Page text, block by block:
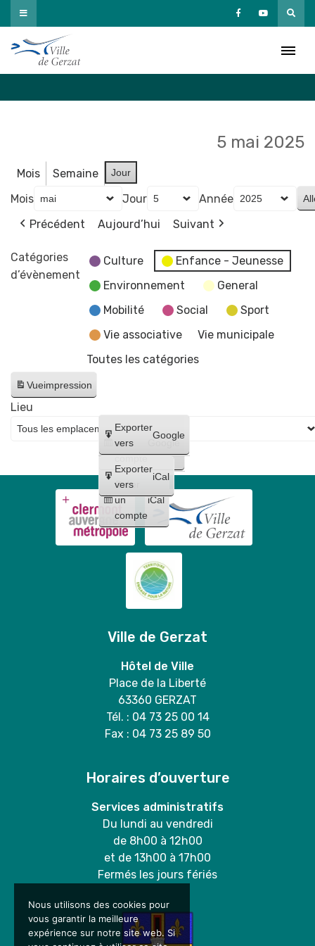
Passer
au
contenu
5 mai 2025
Mois Semaine Jour
Mois Jour
Année
Précédent
Aujourd’hui Suivant
Catégories
d’évènement
Culture
Enfance - Jeunesse
Environnement
General
Mobilité
Social
Sport
Vie associative
Vie municipale
Toutes les catégories
Vueimpression
Créer
un
compte
Google
Créer
un
compte
iCal
Exporter
vers
Google
Exporter
vers
iCal
Lieu
Ville de Gerzat
Hôtel de Ville
Place de la Liberté
63360 GERZAT
Tél. : 04 73 25 00 14
Fax : 04 73 25 89 50
Horaires d’ouverture
Services administratifs
Du lundi au vendredi
de 8h00 à 12h00
et de 13h00 à 17h00
Fermés les jours fériés
Nous utilisons des cookies pour
vous garantir la meilleure
expérience sur notre site web. Si